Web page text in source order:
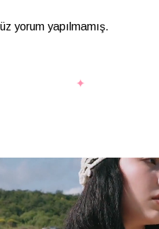
yorum yapılmamış.